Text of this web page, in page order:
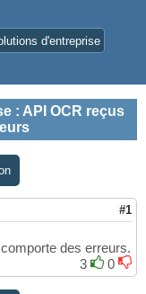
d'entreprise
: API OCR reçus
#1
des erreurs.
3
0